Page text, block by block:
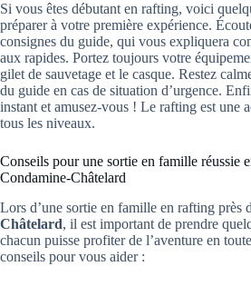
Si vous êtes débutant en rafting, voici
préparer à votre première expérience.
consignes du guide, qui vous expliquera
aux rapides. Portez toujours votre
gilet de sauvetage et le casque. Restez
du guide en cas de situation d’urgence.
instant et amusez-vous ! Le rafting est une
tous les niveaux.
Conseils pour une sortie en famille réussie
Condamine-Châtelard
Lors d’une sortie en famille en rafting près
Châtelard, il est important de prendre
chacun puisse profiter de l’aventure en
conseils pour vous aider :